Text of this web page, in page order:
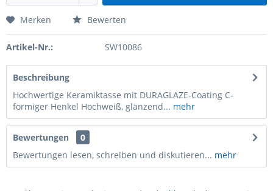
Merken Bewerten
Artikel-Nr.: SW10086
Beschreibung
Hochwertige Keramiktasse mit DURAGLAZE-Coating C-
förmiger Henkel Hochweiß, glänzend... mehr
Bewertungen
0
Bewertungen lesen, schreiben und diskutieren... mehr